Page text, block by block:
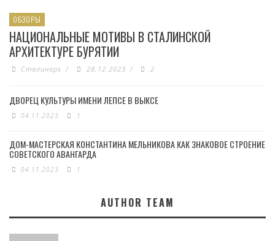
ОБЗОРЫ
НАЦИОНАЛЬНЫЕ МОТИВЫ В СТАЛИНСКОЙ
АРХИТЕКТУРЕ БУРЯТИИ
Сталинарх / 28.12.2023 / 2
ДВОРЕЦ КУЛЬТУРЫ ИМЕНИ ЛЕПСЕ В ВЫКСЕ
04.11.2023 1
ДОМ-МАСТЕРСКАЯ КОНСТАНТИНА МЕЛЬНИКОВА КАК ЗНАКОВОЕ СТРОЕНИЕ
СОВЕТСКОГО АВАНГАРДА
04.11.2023 1
AUTHOR TEAM